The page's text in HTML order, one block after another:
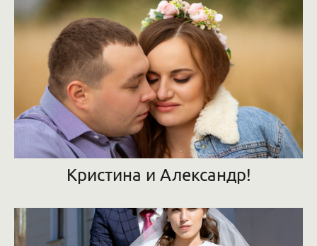
Кристина и Александр!